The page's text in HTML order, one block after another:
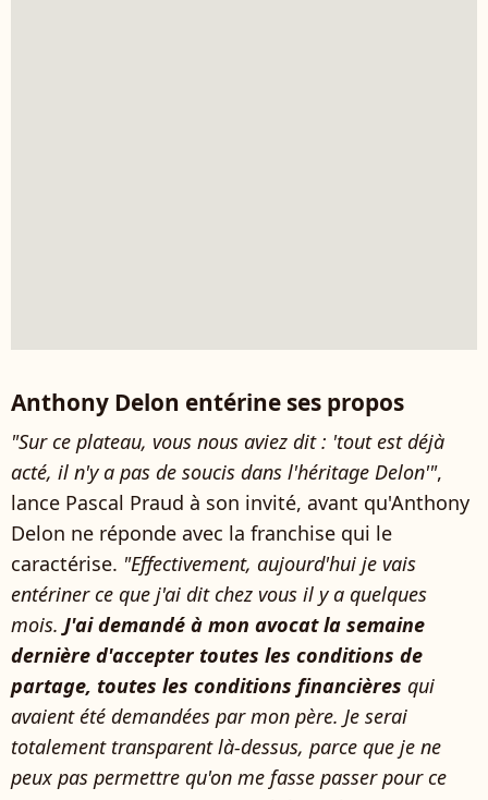
Anthony Delon entérine ses propos
"Sur ce plateau, vous nous aviez dit : 'tout est déjà
acté, il n'y a pas de soucis dans l'héritage Delon'",
lance Pascal Praud à son invité, avant qu'Anthony
Delon ne réponde avec la franchise qui le
caractérise. "Effectivement, aujourd'hui je vais
entériner ce que j'ai dit chez vous il y a quelques
mois. J'ai demandé à mon avocat la semaine
dernière d'accepter toutes les conditions de
partage, toutes les conditions financières qui
avaient été demandées par mon père. Je serai
totalement transparent là-dessus, parce que je ne
peux pas permettre qu'on me fasse passer pour ce